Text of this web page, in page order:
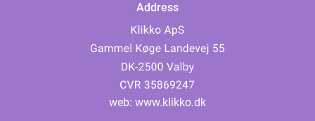
Address
web: www.klikko.dk